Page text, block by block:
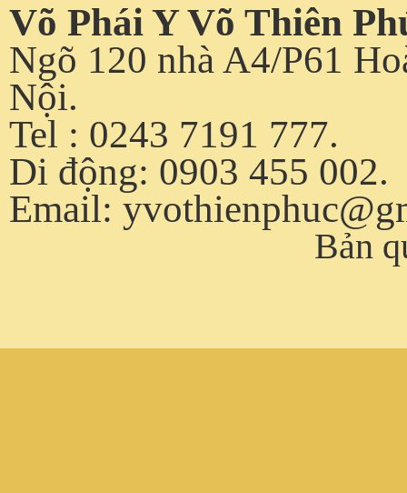
Võ Phái Y Võ Thiên
Ngõ 120 nhà A4/P61
Nội.
Tel : 0243 7191 777.
Di động: 0903 455 002.
Email:
Bản